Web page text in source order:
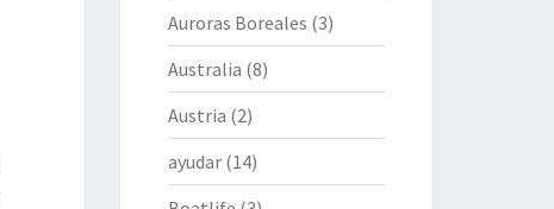
Auroras Boreales (3)
Australia (8)
Austria (2)
ayudar(14)